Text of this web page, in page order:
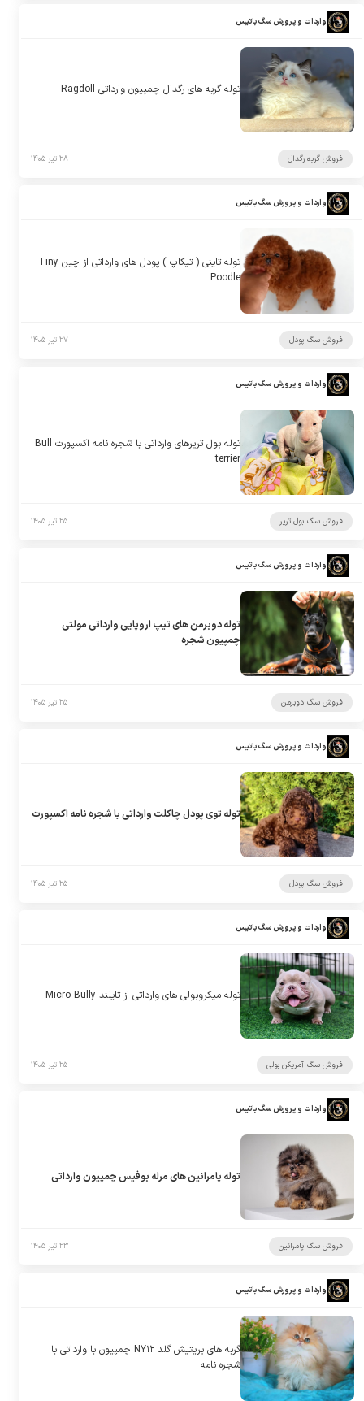
واردات و پرورش سگ باتیس
توله گربه های رگدال چمپیون وارداتی Ragdoll
فروش گربه رگدال ۲۸ تیر ۱۴۰۵
واردات و پرورش سگ باتیس
توله تاینی ( تیکاپ ) پودل های وارداتی از چین Tiny
Poodle
فروش سگ پودل ۲۷ تیر ۱۴۰۵
واردات و پرورش سگ باتیس
توله بول تریرهای وارداتی با شجره نامه اکسپورت Bull
terrier
فروش سگ بول تریر ۲۵ تیر ۱۴۰۵
واردات و پرورش سگ باتیس
توله دوبرمن های تیپ اروپایی وارداتی مولتی
چمپیون شجره
فروش سگ دوبرمن ۲۵ تیر ۱۴۰۵
واردات و پرورش سگ باتیس
توله توی پودل چاکلت وارداتی با شجره نامه اکسپورت
فروش سگ پودل ۲۵ تیر ۱۴۰۵
واردات و پرورش سگ باتیس
توله میکروبولی های وارداتی از تایلند Micro Bully
فروش سگ آمریکن بولی ۲۵ تیر ۱۴۰۵
واردات و پرورش سگ باتیس
توله پامرانین های مرله بوفیس چمپیون وارداتی
فروش سگ پامرانین ۲۳ تیر ۱۴۰۵
واردات و پرورش سگ باتیس
گربه های بریتیش گلد NY۱۲ چمپیون با وارداتی با
شجره نامه